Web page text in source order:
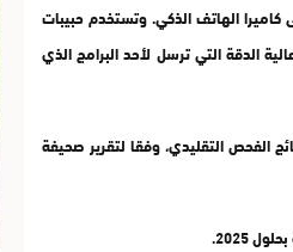
كاميرا الهاتف الذكي. وتستخدم حبيبات
الدقة التي ترسل لأحد البرامج الذي
بنفس دقة نتائج الفحص التقليدي، وفقا لتقرير صحيفة